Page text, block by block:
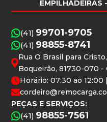
EMPILHADEIRAS
(41) 99701-9705
(41) 98855-8741
Rua O Brasil para
Boqueirão, 81730-070 -
Horário: 07:30 ao 12:00
PEÇAS E SERVIÇOS:
(41) 98855-7561